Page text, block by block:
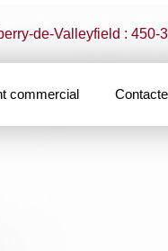
de-Valleyfield : 450-
commercial